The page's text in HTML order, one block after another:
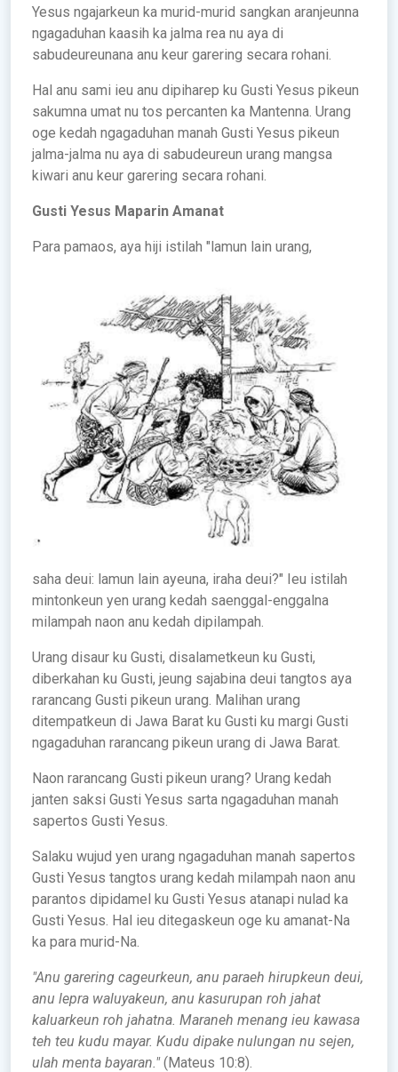
Yesus ngajarkeun ka murid-murid sangkan aranjeunna
ngagaduhan kaasih ka jalma rea nu aya di
sabudeureunana anu keur garering secara rohani.
Hal anu sami ieu anu dipiharep ku Gusti Yesus pikeun
sakumna umat nu tos percanten ka Mantenna. Urang
oge kedah ngagaduhan manah Gusti Yesus pikeun
jalma-jalma nu aya di sabudeureun urang mangsa
kiwari anu keur garering secara rohani.
Gusti Yesus Maparin Amanat
Para pamaos, aya hiji istilah "lamun lain urang,
saha deui: lamun lain ayeuna, iraha deui?" Ieu istilah
mintonkeun yen urang kedah saenggal-enggalna
milampah naon anu kedah dipilampah.
Urang disaur ku Gusti, disalametkeun ku Gusti,
diberkahan ku Gusti, jeung sajabina deui tangtos aya
rarancang Gusti pikeun urang. Malihan urang
ditempatkeun di Jawa Barat ku Gusti ku margi Gusti
ngagaduhan rarancang pikeun urang di Jawa Barat.
Naon rarancang Gusti pikeun urang? Urang kedah
janten saksi Gusti Yesus sarta ngagaduhan manah
sapertos Gusti Yesus.
Salaku wujud yen urang ngagaduhan manah sapertos
Gusti Yesus tangtos urang kedah milampah naon anu
parantos dipidamel ku Gusti Yesus atanapi nulad ka
Gusti Yesus. Hal ieu ditegaskeun oge ku amanat-Na
ka para murid-Na.
"Anu garering cageurkeun, anu paraeh hirupkeun deui,
anu lepra waluyakeun, anu kasurupan roh jahat
kaluarkeun roh jahatna. Maraneh menang ieu kawasa
teh teu kudu mayar. Kudu dipake nulungan nu sejen,
ulah menta bayaran."(Mateus 10:8).